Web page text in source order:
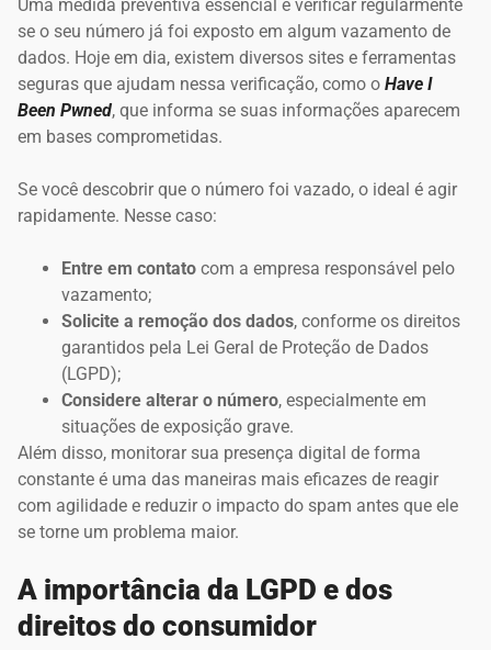
Uma medida preventiva essencial é verificar regularmente
se o seu número já foi exposto em algum vazamento de
dados. Hoje em dia, existem diversos sites e ferramentas
seguras que ajudam nessa verificação, como o Have I
Been Pwned, que informa se suas informações aparecem
em bases comprometidas.
Se você descobrir que o número foi vazado, o ideal é agir
rapidamente. Nesse caso:
Entre em contato com a empresa responsável pelo
vazamento;
Solicite a remoção dos dados, conforme os direitos
garantidos pela Lei Geral de Proteção de Dados
(LGPD);
Considere alterar o número, especialmente em
situações de exposição grave.
Além disso, monitorar sua presença digital de forma
constante é uma das maneiras mais eficazes de reagir
com agilidade e reduzir o impacto do spam antes que ele
se torne um problema maior.
A importância da LGPD e dos
direitos do consumidor